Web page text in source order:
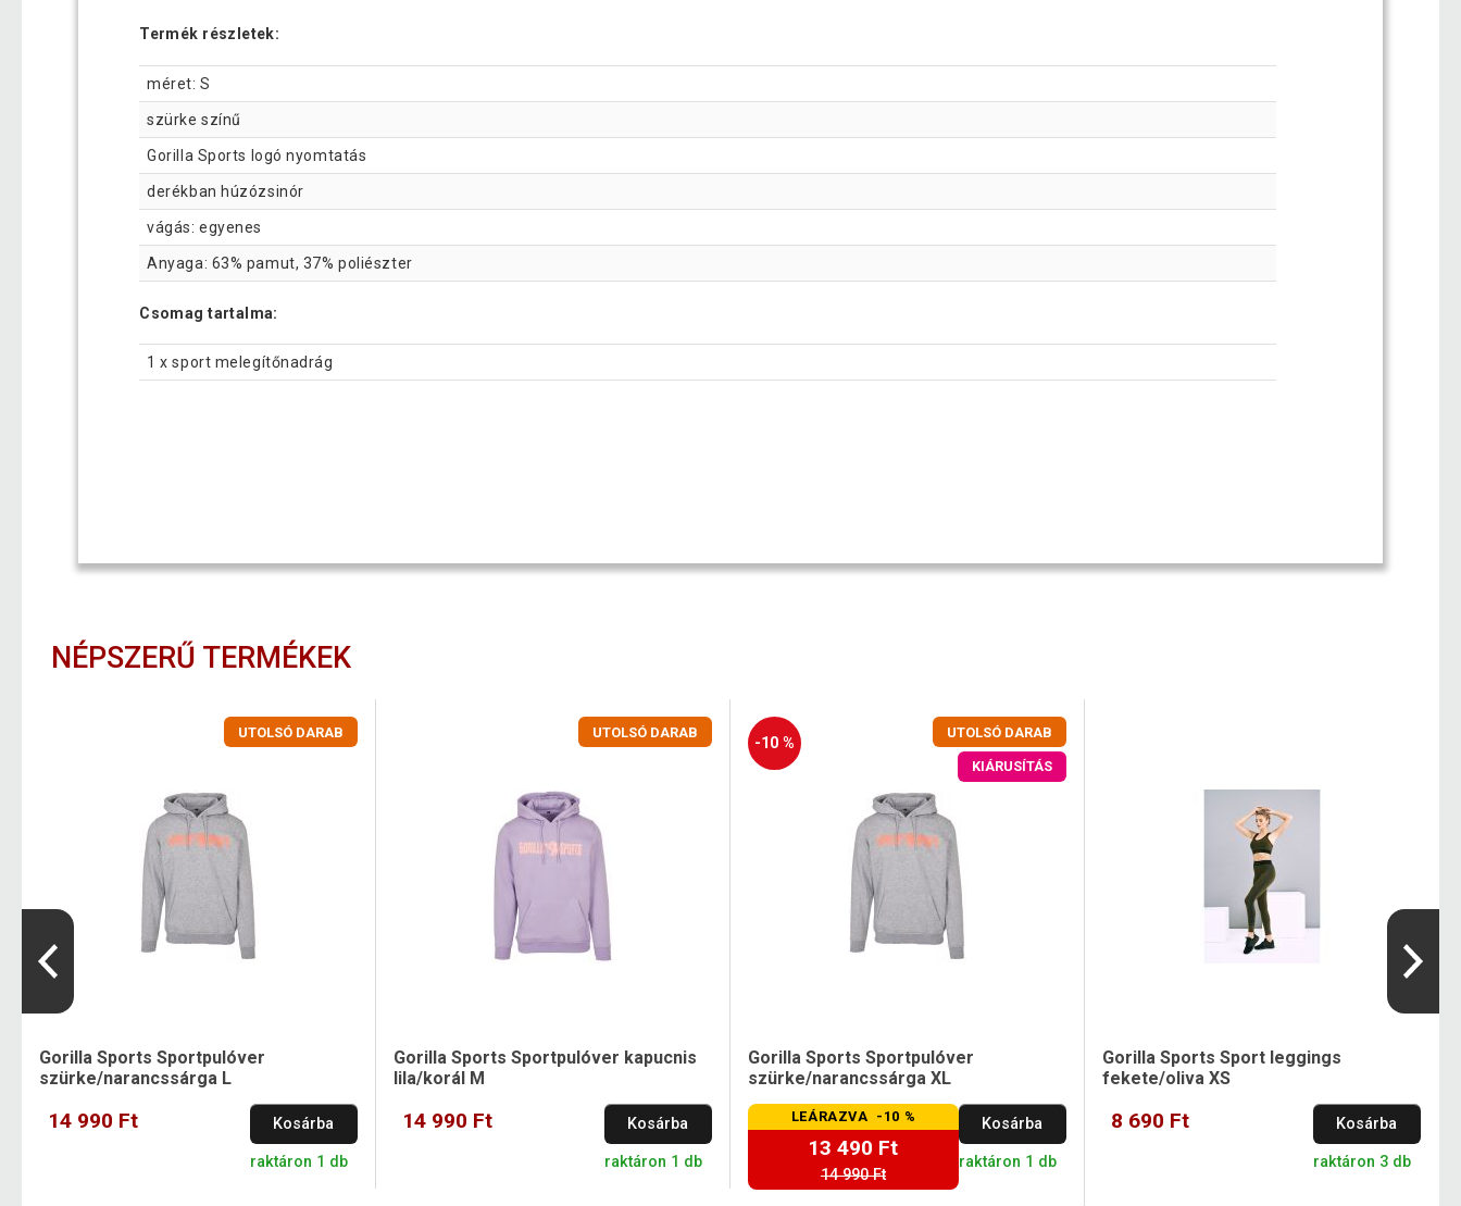
Termék részletek:
méret: S
szürke színű
Gorilla Sports logó nyomtatás
derékban húzózsinór
vágás: egyenes
Anyaga: 63% pamut, 37% poliészter
Csomag tartalma:
1 x sport melegítőnadrág
NÉPSZERŰ TERMÉKEK
UTOLSÓ DARAB
Gorilla Sports Sportpulóver
szürke/narancssárga L
14 990 Ft Kosárba
raktáron 1 db
UTOLSÓ DARAB
Gorilla Sports Sportpulóver kapucnis
lila/korál M
14 990 Ft Kosárba
raktáron 1 db
-10 %
UTOLSÓ DARAB
KIÁRUSÍTÁS
Gorilla Sports Sportpulóver
szürke/narancssárga XL
LEÁRAZVA -10 %
13 490 Ft
14 990 Ft
Kosárba
raktáron 1 db
Gorilla Sports Sport leggings
fekete/oliva XS
8 690 Ft Kosárba
raktáron 3 db